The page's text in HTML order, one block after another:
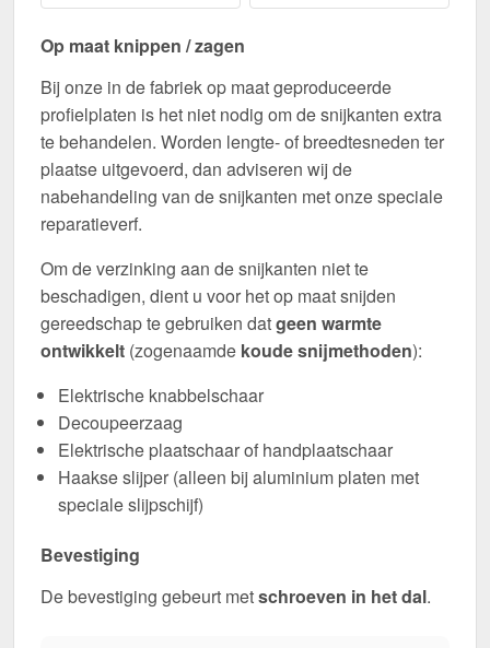
Op maat knippen / zagen
Bij onze in de fabriek op maat geproduceerde
profielplaten is het niet nodig om de snijkanten extra
te behandelen. Worden lengte- of breedtesneden ter
plaatse uitgevoerd, dan adviseren wij de
nabehandeling van de snijkanten met onze speciale
reparatieverf.
Om de verzinking aan de snijkanten niet te
beschadigen, dient u voor het op maat snijden
gereedschap te gebruiken datgeen warmte
ontwikkelt (zogenaamde koude snijmethoden):
Elektrische knabbelschaar
Decoupeerzaag
Elektrische plaatschaar of handplaatschaar
Haakse slijper (alleen bij aluminium platen met
speciale slijpschijf)
Bevestiging
De bevestiging gebeurt metschroeven in het dal.